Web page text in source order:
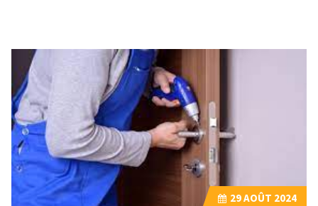
29AOÛT 2024